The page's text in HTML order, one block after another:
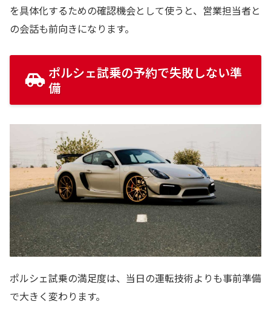
を具体化するための確認機会として使うと、営業担当者と
の会話も前向きになります。
ポルシェ試乗の予約で失敗しない準
備
ポルシェ試乗の満足度は、当日の運転技術よりも事前準備
で大きく変わります。